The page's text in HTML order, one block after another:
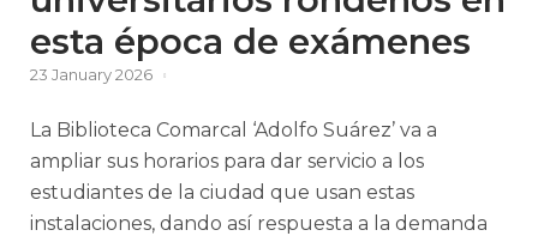
esta época de exámenes
23 January 2026
La Biblioteca Comarcal ‘Adolfo Suárez’ va a
ampliar sus horarios para dar servicio a los
estudiantes de la ciudad que usan estas
instalaciones, dando así respuesta a la demanda